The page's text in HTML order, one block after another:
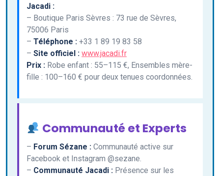
Jacadi :
– Boutique Paris Sèvres : 73 rue de Sèvres,
75006 Paris
– Téléphone : +33 1 89 19 83 58
– Site officiel : www.jacadi.fr
Prix : Robe enfant : 55–115 €, Ensembles mère-
fille : 100–160 € pour deux tenues coordonnées.
Communauté et Experts
– Forum Sézane : Communauté active sur
Facebook et Instagram @sezane.
– Communauté Jacadi : Présence sur les